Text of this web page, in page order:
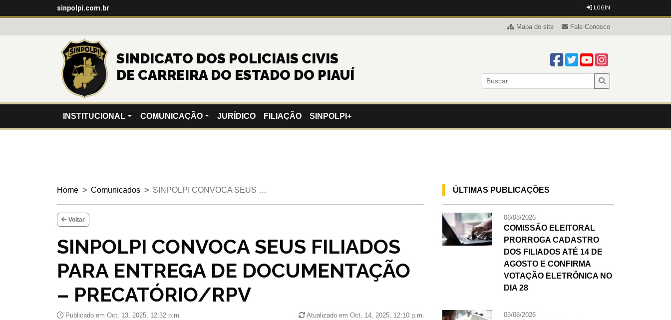
sinpolpi.com.br LOGIN
Mapa do site Fale Conosco
SINDICATO DOS POLICIAIS CIVIS
DE CARREIRA DO ESTADO DO PIAUÍ
INSTITUCIONAL COMUNICAÇÃO JURÍDICO FILIAÇÃO SINPOLPI+
Home Comunicados SINPOLPI CONVOCA SEUS …
Voltar
SINPOLPI CONVOCA SEUS FILIADOS
PARA ENTREGA DE DOCUMENTAÇÃO
– PRECATÓRIO/RPV
Publicado em Oct. 13, 2025, 12:32 p.m. Atualizado em Oct. 14, 2025, 12:10 p.m.
ÚLTIMAS PUBLICAÇÕES
06/08/2026
COMISSÃO ELEITORAL
PRORROGA CADASTRO
DOS FILIADOS ATÉ 14 DE
AGOSTO E CONFIRMA
VOTAÇÃO ELETRÔNICA NO
DIA 28
03/08/2026